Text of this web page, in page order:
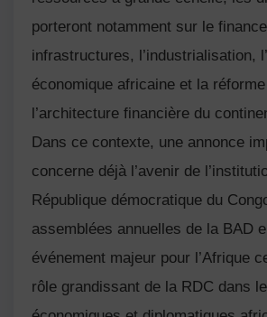
porteront notamment sur le
infrastructures, l’industrialisation,
économique africaine et la
l’architecture financière du
Dans ce contexte, une annonce
concerne déjà l’avenir de
République démocratique du
assemblées annuelles de la BAD
événement majeur pour l’Afrique
rôle grandissant de la RDC dans